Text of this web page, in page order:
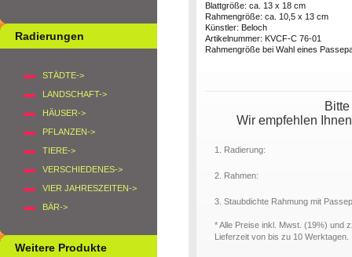
Radierungen
STÄDTE->
LANDSCHAFT->
HÄUSER->
PFLANZEN->
TIERE->
VERSCHIEDENES->
VIER JAHRESZEITEN->
BÄR->
Weitere Produkte
Blattgröße: ca. 13 x 18 cm
Rahmengröße: ca. 10,5 x 13 cm
Künstler: Beloch
Artikelnummer: KVCF-C 76-01
Rahmengröße bei Wahl eines
Wir empfehlen
1. Radierung:
2. Rahmen:
3. Staubdichte Rahmung mit
* Alle Preise inkl. Mwst. (19%) und
Lieferzeit von bis zu 10 Werktagen.